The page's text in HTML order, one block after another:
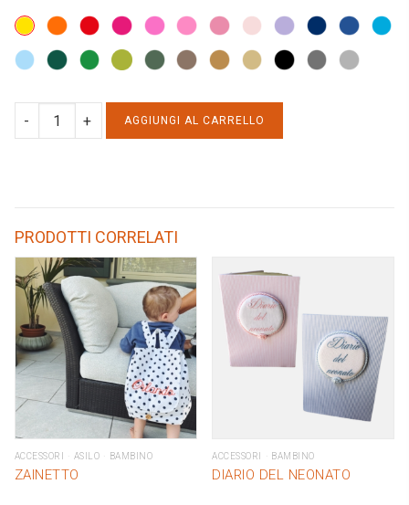
LAVETTA
BIANCA
AGGIUNGI AL CARRELLO
PRODOTTI CORRELATI
ACCESSORI ASILO BAMBINO
ZAINETTO
ACCESSORI BAMBINO
DIARIO DEL NEONATO